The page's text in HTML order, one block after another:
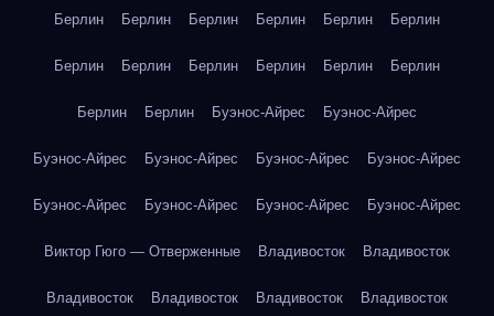
Берлин Берлин Берлин Берлин Берлин Берлин
Берлин Берлин Берлин Берлин Берлин Берлин
Берлин Берлин Буэнос-Айрес Буэнос-Айрес
Буэнос-Айрес Буэнос-Айрес Буэнос-Айрес Буэнос-Айрес
Буэнос-Айрес Буэнос-Айрес Буэнос-Айрес Буэнос-Айрес
Виктор Гюго — Отверженные Владивосток Владивосток
Владивосток Владивосток Владивосток Владивосток